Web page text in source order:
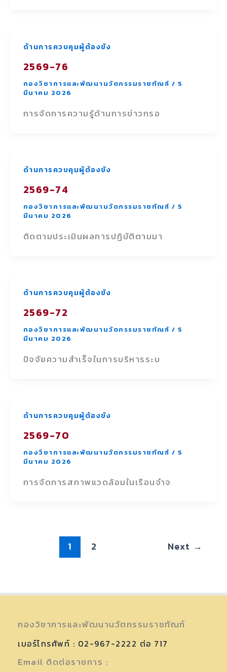
ด้านการควบคุมผู้ต้องขัง
2569-76
กองวิชาการและพัฒนานวัตกรรมราชทัณฑ์ / 5
มีนาคม 2026
การจัดการความรู้ด้านการข่าวกรอ
ด้านการควบคุมผู้ต้องขัง
2569-74
กองวิชาการและพัฒนานวัตกรรมราชทัณฑ์ / 5
มีนาคม 2026
ติดตามประเมินผลการปฏิบัติตามมา
ด้านการควบคุมผู้ต้องขัง
2569-72
กองวิชาการและพัฒนานวัตกรรมราชทัณฑ์ / 5
มีนาคม 2026
ปัจจัยความสำเร็จในการบริหารระบ
ด้านการควบคุมผู้ต้องขัง
2569-70
กองวิชาการและพัฒนานวัตกรรมราชทัณฑ์ / 5
มีนาคม 2026
การจัดการสภาพแวดล้อมในเรือนจำจ
1 2 Next →
กองวิชาการและพัฒนานวัตกรรมราชทัณฑ์
เบอร์โทรศัพท์ : 02-967-2222 ต่อ 717
Email ติดต่อราชการ :